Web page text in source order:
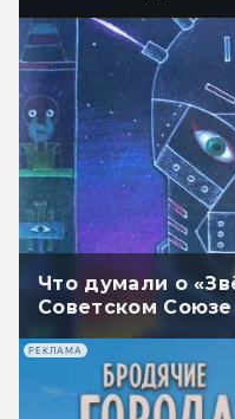
Что думали о
Советском Союзе
РЕКЛАМА